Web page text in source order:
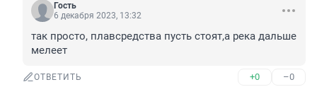
Гость
6 декабря 2023, 13:32
так просто, плавсредства пусть стоят,а река дальше
мелеет
ОТВЕТИТЬ +0 –0